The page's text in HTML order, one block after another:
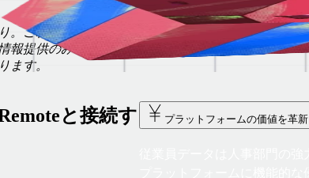
。これらの統計はRemoteの一般的
報提供のみを目的としています。
ます。
と接続す
プラットフォームの価値を革新